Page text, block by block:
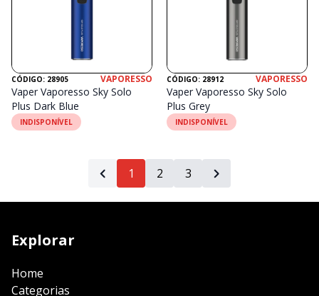
CÓDIGO: 28905 VAPORESSO
Vaper Vaporesso Sky Solo
Plus Dark Blue
INDISPONÍVEL
CÓDIGO: 28912 VAPORESSO
Vaper Vaporesso Sky Solo
Plus Grey
INDISPONÍVEL
1 2 3
Explorar
Home
Categorias